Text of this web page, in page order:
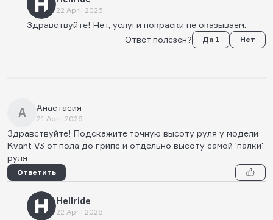
22 April 2026
Здравствуйте! Нет, услуги покраски не оказываем.
Ответ полезен?
Да 1 Нет
А Анастасия
21 April 2026
Здравствуйте! Подскажите точную высоту руля у модели
Kvant V3 от пола до грипс и отдельно высоту самой 'палки'
руля
Ответить
Hellride
22 April 2026